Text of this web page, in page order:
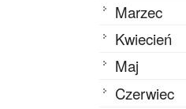
Marzec
Kwiecień
Maj
Czerwiec